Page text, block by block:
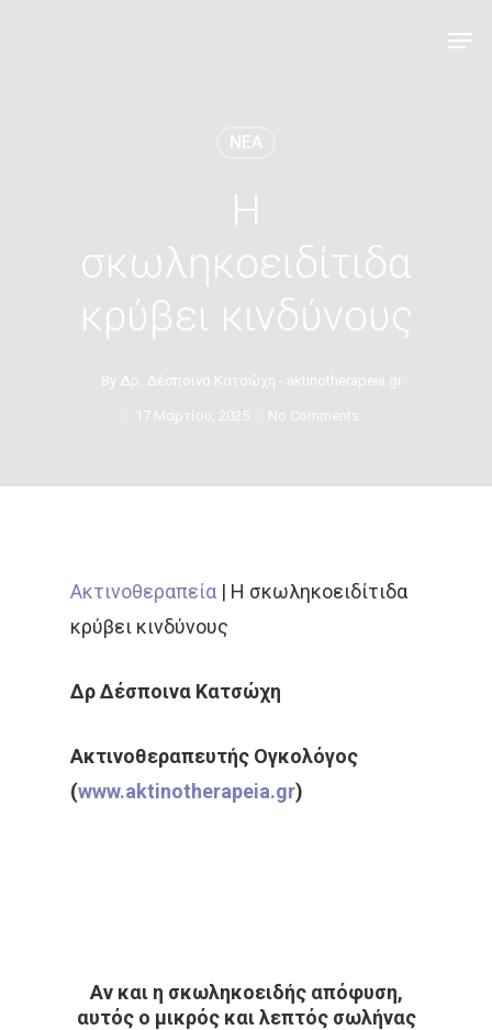
NEA
Η
σκωληκοειδίτιδα
κρύβει κινδύνους
By Δρ. Δέσποινα Κατσώχη - aktinotherapeia.gr
17 Μαρτίου, 2025 No Comments
Ακτινοθεραπεία | Η σκωληκοειδίτιδα
κρύβει κινδύνους
Δρ Δέσποινα Κατσώχη
Ακτινοθεραπευτής Ογκoλόγος
(www.aktinotherapeia.gr)
Αν και η σκωληκοειδής απόφυση,
αυτός ο μικρός και λεπτός σωλήνας